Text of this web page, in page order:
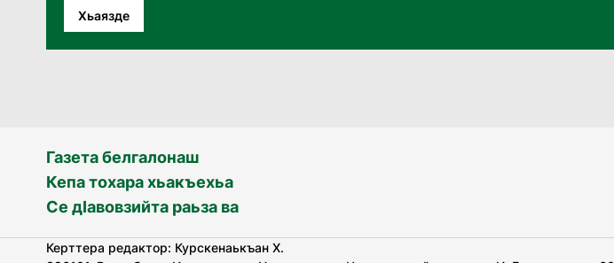
Хьаязде
Газета белгалонаш
Кепа тохара хьакъехьа
Се дӀавовзийта раьза ва
Керттера редактор: Курскенаькъан Х.